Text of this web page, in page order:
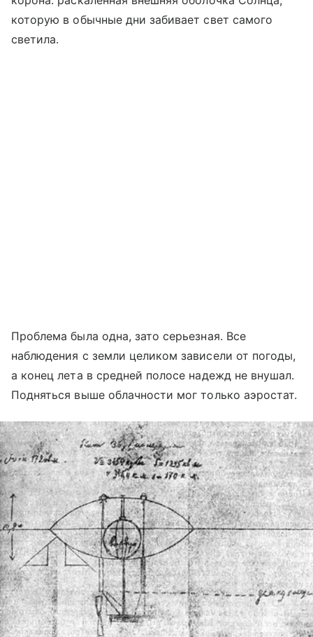
которую в обычные дни забивает свет самого
светила.
Проблема была одна, зато серьезная. Все
наблюдения с земли целиком зависели от погоды,
а конец лета в средней полосе надежд не внушал.
Подняться выше облачности мог только аэростат.